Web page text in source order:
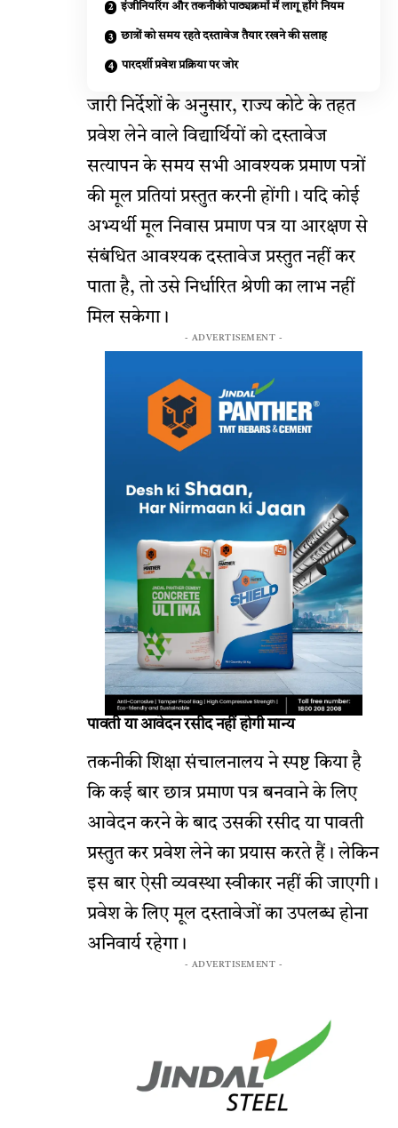
इंजीनियरिंग और तकनीकी पाठ्यक्रमों में लागू होंगे नियम
छात्रों को समय रहते दस्तावेज तैयार रखने की सलाह
पारदर्शी प्रवेश प्रक्रिया पर जोर
जारी निर्देशों के अनुसार, राज्य कोटे के तहत
प्रवेश लेने वाले विद्यार्थियों को दस्तावेज
सत्यापन के समय सभी आवश्यक प्रमाण पत्रों
की मूल प्रतियां प्रस्तुत करनी होंगी। यदि कोई
अभ्यर्थी मूल निवास प्रमाण पत्र या आरक्षण से
संबंधित आवश्यक दस्तावेज प्रस्तुत नहीं कर
पाता है, तो उसे निर्धारित श्रेणी का लाभ नहीं
मिल सकेगा।
- ADVERTISEMENT -
पावती या आवेदन रसीद नहीं होगी मान्य
तकनीकी शिक्षा संचालनालय ने स्पष्ट किया है
कि कई बार छात्र प्रमाण पत्र बनवाने के लिए
आवेदन करने के बाद उसकी रसीद या पावती
प्रस्तुत कर प्रवेश लेने का प्रयास करते हैं। लेकिन
इस बार ऐसी व्यवस्था स्वीकार नहीं की जाएगी।
प्रवेश के लिए मूल दस्तावेजों का उपलब्ध होना
अनिवार्य रहेगा।
- ADVERTISEMENT -